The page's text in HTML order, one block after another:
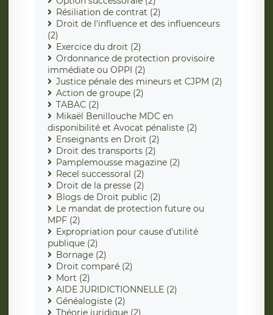
Résiliation de contrat (2)
Droit de l'influence et des influenceurs
(2)
Exercice du droit (2)
Ordonnance de protection provisoire
immédiate ou OPPI (2)
Justice pénale des mineurs et CJPM (2)
Action de groupe (2)
TABAC (2)
Mikaël Benillouche MDC en
disponibilité et Avocat pénaliste (2)
Enseignants en Droit (2)
Droit des transports (2)
Pamplemousse magazine (2)
Recel successoral (2)
Droit de la presse (2)
Blogs de Droit public (2)
Le mandat de protection future ou
MPF (2)
Expropriation pour cause d'utilité
publique (2)
Bornage (2)
Droit comparé (2)
Mort (2)
AIDE JURIDICTIONNELLE (2)
Généalogiste (2)
Théorie juridique (2)